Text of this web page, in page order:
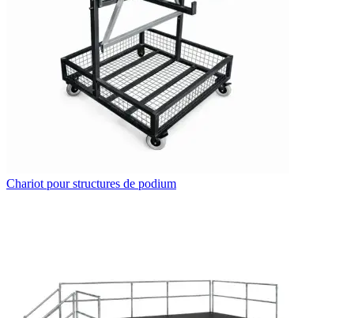
Chariot pour structures de podium